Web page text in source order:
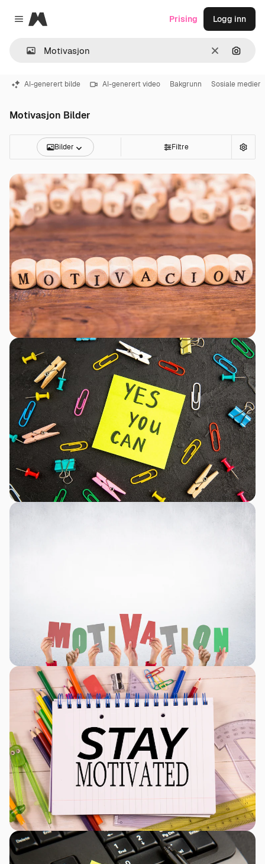
Close menu
Magnific
Slett Søk
Prising Logg inn
AI-generert bilde AI-generert video Bakgrunn Sosiale medier
Motivasjon Bilder
Bilder Filtre